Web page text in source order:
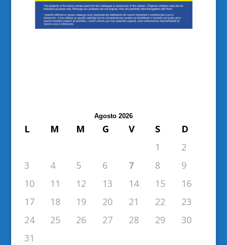
Agosto 2026
L M M G V S
D
1
2
3
4 5 6 7 8
9
10
11 12 13 14 15
16
17
18 19 20 21 22
23
24
25 26 27 28 29
30
31